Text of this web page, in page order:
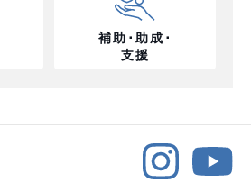
補助･助成･
支援